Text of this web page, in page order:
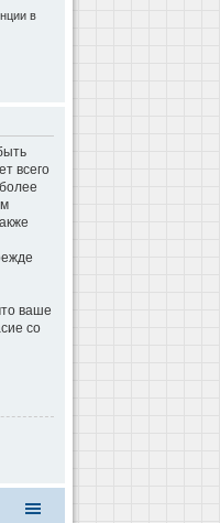
в
всего
ваше
со